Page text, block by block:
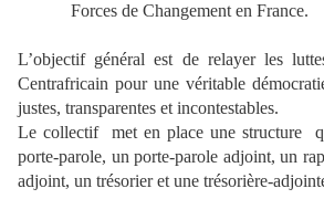
Forces de Changement en France.
L’objectif général est de relayer les
Centrafricain pour une véritable
justes, transparentes et incontestables.
Le collectif
met en place une structure
porte-parole, un porte-parole adjoint, un
adjoint, un trésorier et une trésorière-